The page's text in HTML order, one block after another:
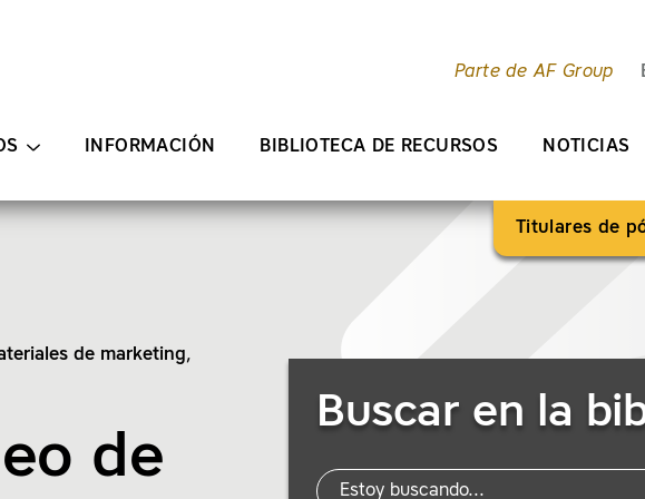
Parte de AF Group
Titulares de
INFORMACIÓN BIBLIOTECA DE RECURSOS NOTICIAS
de marketing,
de
Buscar en la